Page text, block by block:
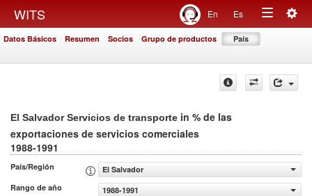
WITS En Es
Toggle
Datos Básicos Resumen Socios Grupo de productos País
El Salvador Servicios de transporte in % de las
exportaciones de servicios comerciales
1988-1991
País/Región
El Salvador
Rango de año
1988-1991